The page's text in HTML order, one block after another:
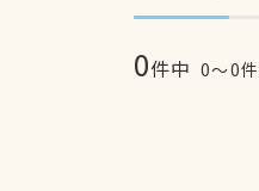
0件中 0〜0